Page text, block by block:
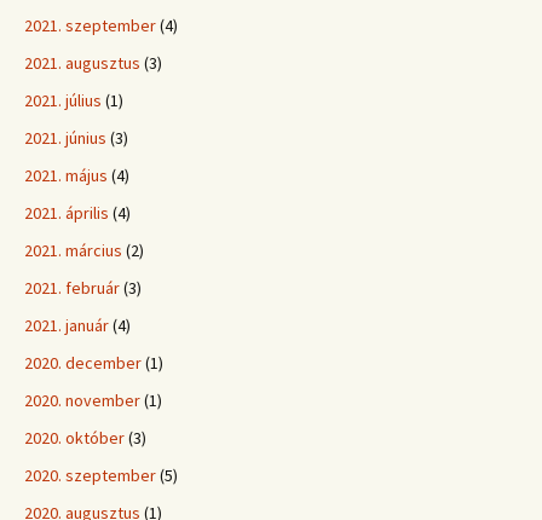
2021. szeptember(4)
2021. augusztus (3)
2021. július (1)
2021. június (3)
2021. május (4)
2021. április (4)
2021. március (2)
2021. február(3)
2021. január(4)
2020. december(1)
2020. november(1)
2020. október(3)
2020. szeptember(5)
2020. augusztus (1)